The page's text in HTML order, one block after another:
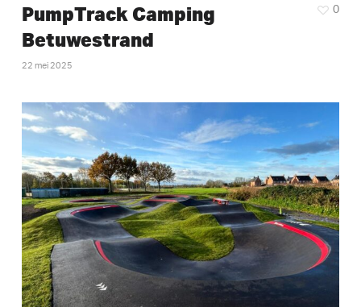
PumpTrack Camping
Betuwestrand
22 mei 2025
0